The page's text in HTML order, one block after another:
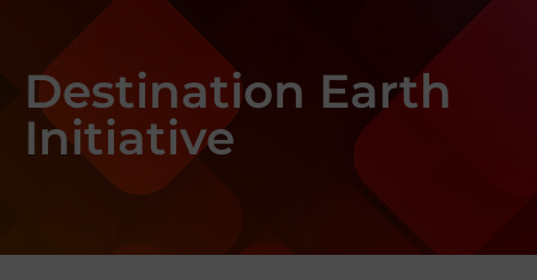
Destination Earth
Initiative